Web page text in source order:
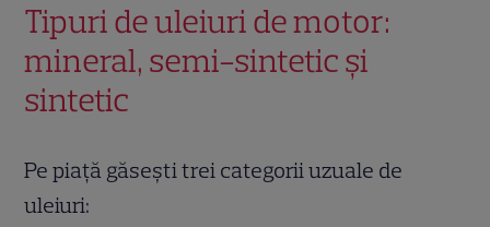
Tipuri de uleiuri de motor:
mineral, semi-sintetic și
sintetic
Pe piață găsești trei categorii uzuale de
uleiuri: